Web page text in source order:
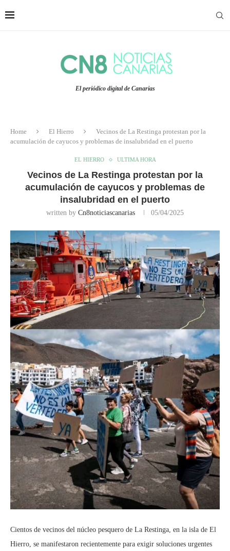
El periódico digital de Canarias
Home El Hierro
Vecinos de La Restinga protestan por la
acumulación de cayucos y problemas de insalubridad en el puerto
EL HIERRO ULTIMA HORA
Vecinos de La Restinga protestan por la
acumulación de cayucos y problemas de
insalubridad en el puerto
written by Cn8noticiascanarias 05/04/2025
Cientos de vecinos del núcleo pesquero de La Restinga, en la isla de El
Hierro, se manifestaron recientemente para exigir soluciones urgentes